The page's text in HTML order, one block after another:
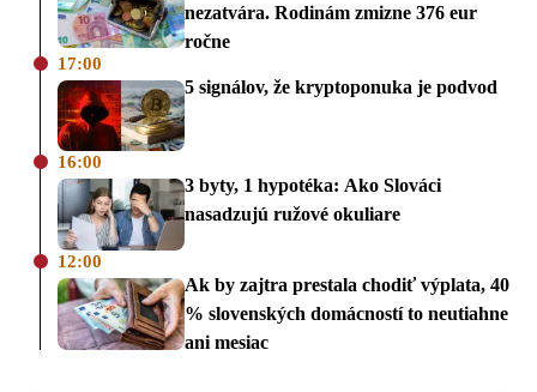
nezatvára. Rodinám zmizne 376 eur
ročne
17:00
5 signálov, že kryptoponuka je podvod
16:00
3 byty, 1 hypotéka: Ako Slováci
nasadzujú ružové okuliare
12:00
Ak by zajtra prestala chodiť výplata, 40
% slovenských domácností to neutiahne
ani mesiac